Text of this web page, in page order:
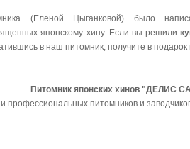
(Еленой Цыганковой) было
японскому хину. Если вы решили
в наш питомник, получите в подарок
Питомник японских хинов "ДЕЛИС
профессиональных питомников и